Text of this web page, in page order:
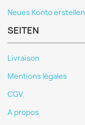
Neues Konto erstellen
SEITEN
Livraison
Mentions légales
CGV
A propos